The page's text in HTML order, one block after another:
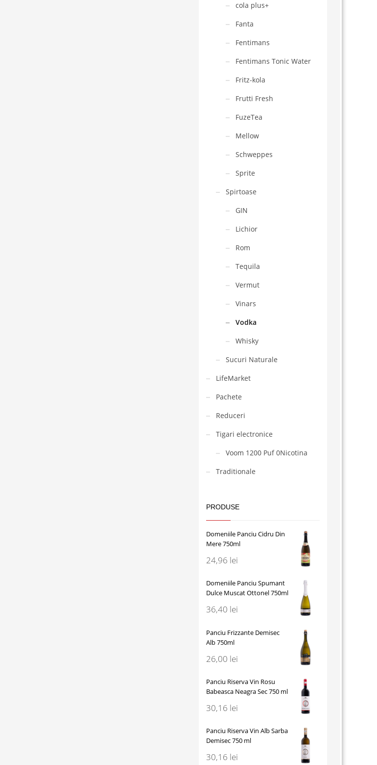
cola plus+
Fanta
Fentimans
Fentimans Tonic Water
Fritz-kola
Frutti Fresh
FuzeTea
Mellow
Schweppes
Sprite
Spirtoase
GIN
Lichior
Rom
Tequila
Vermut
Vinars
Vodka
Whisky
Sucuri Naturale
LifeMarket
Pachete
Reduceri
Tigari electronice
Voom 1200 Puf 0Nicotina
Traditionale
PRODUSE
Domeniile Panciu Cidru Din
Mere 750ml
24,96 lei
Domeniile Panciu Spumant
Dulce Muscat Ottonel 750ml
36,40 lei
Panciu Frizzante Demisec
Alb 750ml
26,00 lei
Panciu Riserva Vin Rosu
Babeasca Neagra Sec 750 ml
30,16 lei
Panciu Riserva Vin Alb Sarba
Demisec 750 ml
30,16 lei